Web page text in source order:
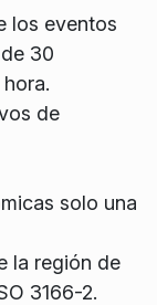
los eventos
30
de
solo una
la región de
3166-2.